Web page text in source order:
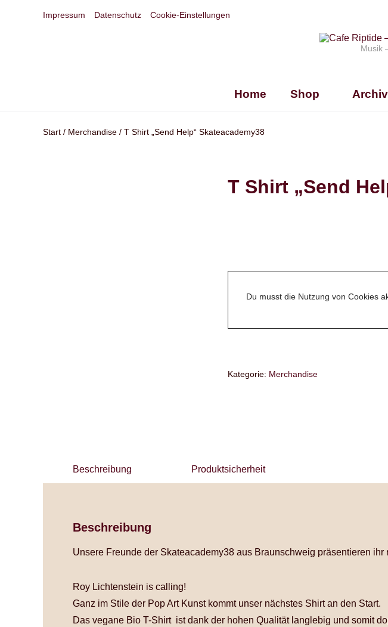
Musik
Home Shop Archiv
Impressum Datenschutz
Cookie-Einstellungen
Start / Merchandise / T Shirt „Send Help“ Skateacademy38
T Shirt „Send
Du musst die Nutzung von Cookies
Kategorie: Merchandise
Beschreibung Produktsicherheit
Beschreibung
Unsere Freunde der Skateacademy38 aus Braunschweig präsentieren ihr
Roy Lichtenstein is calling!
Ganz im Stile der Pop Art Kunst kommt unser nächstes Shirt an den Start.
Das vegane Bio T-Shirt ist dank der hohen Qualität langlebig und somit